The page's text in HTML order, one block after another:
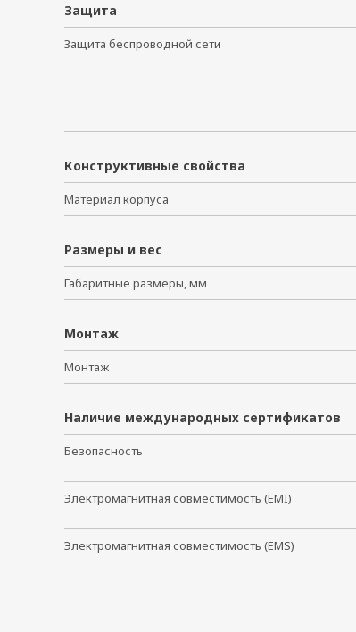
Защита
Защита беспроводной сети
Конструктивные свойства
Материал корпуса
Размеры и вес
Габаритные размеры, мм
Монтаж
Монтаж
Наличие международных сертификатов
Безопасность
Электромагнитная совместимость (EMI)
Электромагнитная совместимость (EMS)